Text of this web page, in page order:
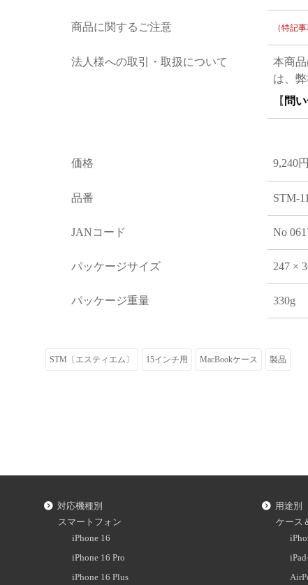
商品に関するご注意 （特記
法人様への取引・取扱について
本商
は、
【 問
価格 9,240円
品番 STM-
JANコード No
パッケージサイズ 247 ×
パッケージ重量 330g
STM〔エスティエム〕 15インチ用 MacBookケース 製品
対応機種別
スマートフォン
iPhone 16
iPhone 16 Pro
iPhone 16 Plus
用途別
ケース